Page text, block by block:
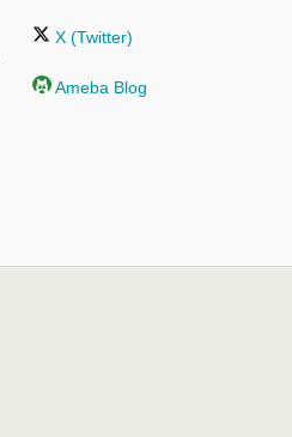
X (Twitter)
Ameba Blog